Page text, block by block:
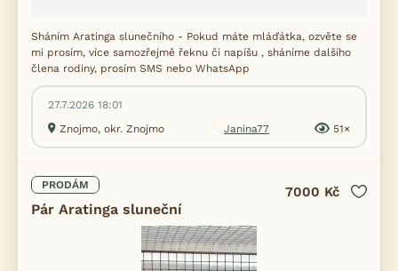
Sháním Aratinga slunečního - Pokud máte mláďátka, ozvěte se
mi prosím, více samozřejmě řeknu či napíšu , sháníme dalšího
člena rodiny, prosím SMS nebo WhatsApp
27.7.2026 18:01
Znojmo, okr. Znojmo
Janina77 51×
PRODÁM
Pár Aratinga sluneční
7000 Kč